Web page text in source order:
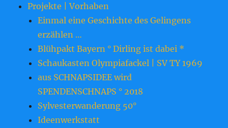
Projekte | Vorhaben
Einmal eine Geschichte des Gelingens
erzählen …
Blühpakt Bayern ° Dirling ist dabei *
Schaukasten Olympiafackel | SV TY 1969
aus SCHNAPSIDEE wird
SPENDENSCHNAPS ° 2018
Sylvesterwanderung 50°
Ideenwerkstatt